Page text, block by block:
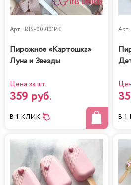
Арт. IRIS-000101PK
Пирожное «Картошка»
Луна и Звезды
Цена за шт.
359 руб.
В 1 КЛИК
Арт.
В 1